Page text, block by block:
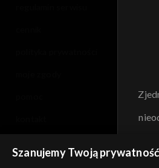
Szanujemy Twoją prywatność